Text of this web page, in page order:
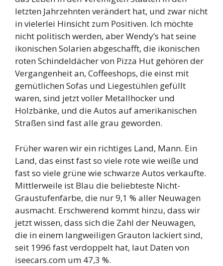
letzten Jahrzehnten verändert hat, und zwar nicht
in vielerlei Hinsicht zum Positiven. Ich möchte
nicht politisch werden, aber Wendy’s hat seine
ikonischen Solarien abgeschafft, die ikonischen
roten Schindeldächer von Pizza Hut gehören der
Vergangenheit an, Coffeeshops, die einst mit
gemütlichen Sofas und Liegestühlen gefüllt
waren, sind jetzt voller Metallhocker und
Holzbänke, und die Autos auf amerikanischen
Straßen sind fast alle grau geworden.
Früher waren wir ein richtiges Land, Mann. Ein
Land, das einst fast so viele rote wie weiße und
fast so viele grüne wie schwarze Autos verkaufte.
Mittlerweile ist Blau die beliebteste Nicht-
Graustufenfarbe, die nur 9,1 % aller Neuwagen
ausmacht. Erschwerend kommt hinzu, dass wir
jetzt wissen, dass sich die Zahl der Neuwagen,
die in einem langweiligen Grauton lackiert sind,
seit 1996 fast verdoppelt hat, laut Daten von
iseecars.com um 47,3 %.